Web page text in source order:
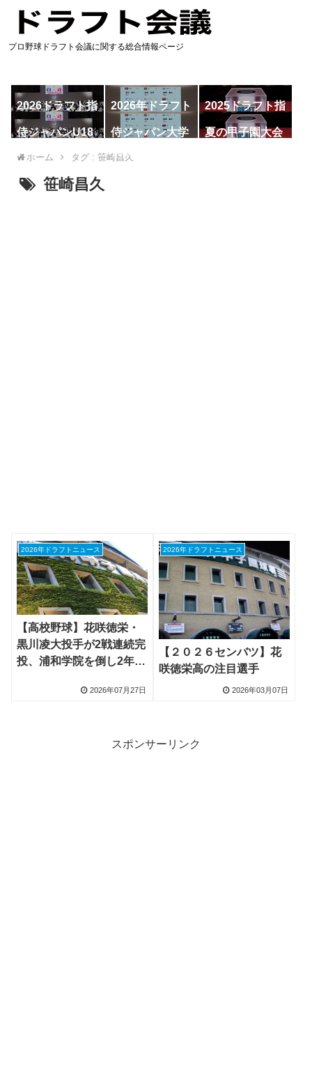
プロ野球ドラフト会議に関する総合情報ページ
2026ドラフト指
名予想
2026年ドラフト
候補
2025ドラフト指
名一覧
侍ジャパンU18
代表
侍ジャパン大学
代表
夏の甲子園大会
ホーム タグ : 笹崎昌久
笹崎昌久
2026年ドラフトニュース
【高校野球】花咲徳栄・
黒川凌大投手が2戦連続完
投、浦和学院を倒し2年ぶ
2026年07月27日
2026年ドラフトニュース
【２０２６センバツ】花
咲徳栄高の注目選手
2026年03月07日
スポンサーリンク